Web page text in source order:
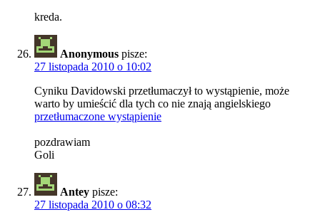
kreda.
Anonymous pisze:
27 listopada 2010 o 10:02
Cyniku Davidowski przetłumaczył to wystąpienie, może
warto by umieścić dla tych co nie znają angielskiego
przetłumaczone wystąpienie
pozdrawiam
Goli
Antey pisze:
27 listopada 2010 o 08:32